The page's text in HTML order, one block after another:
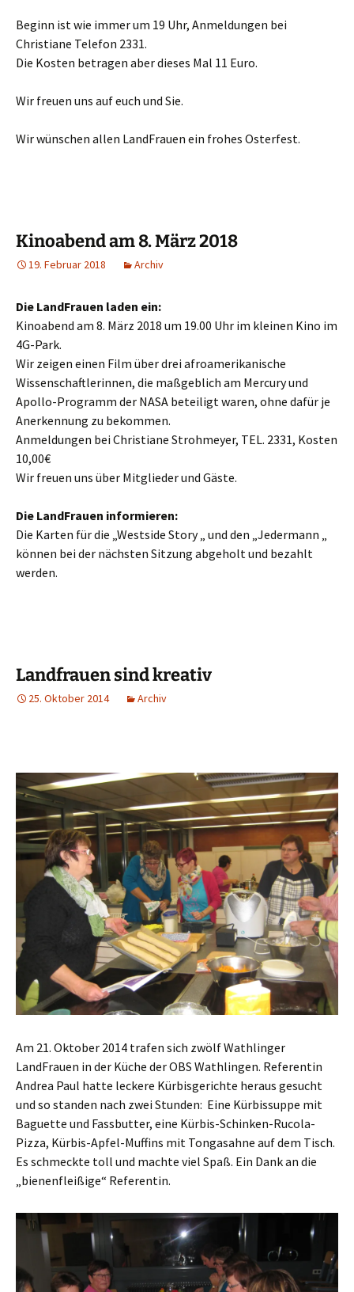
Beginn ist wie immer um 19 Uhr, Anmeldungen bei
Christiane Telefon 2331.
Die Kosten betragen aber dieses Mal 11 Euro.
Wir freuen uns auf euch und Sie.
Wir wünschen allen LandFrauen ein frohes Osterfest.
Kinoabend am 8. März 2018
19. Februar 2018 Archiv
Die LandFrauen laden ein:
Kinoabend am 8. März 2018 um 19.00 Uhr im kleinen Kino im
4G-Park.
Wir zeigen einen Film über drei afroamerikanische
Wissenschaftlerinnen, die maßgeblich am Mercury und
Apollo-Programm der NASA beteiligt waren, ohne dafür je
Anerkennung zu bekommen.
Anmeldungen bei Christiane Strohmeyer, TEL. 2331, Kosten
10,00€
Wir freuen uns über Mitglieder und Gäste.
Die LandFrauen informieren:
Die Karten für die „Westside Story „ und den „Jedermann „
können bei der nächsten Sitzung abgeholt und bezahlt
werden.
Landfrauen sind kreativ
25. Oktober 2014 Archiv
Am 21. Oktober 2014 trafen sich zwölf Wathlinger
LandFrauen in der Küche der OBS Wathlingen. Referentin
Andrea Paul hatte leckere Kürbisgerichte heraus gesucht
und so standen nach zwei Stunden: Eine Kürbissuppe mit
Baguette und Fassbutter, eine Kürbis-Schinken-Rucola-
Pizza, Kürbis-Apfel-Muffins mit Tongasahne auf dem Tisch.
Es schmeckte toll und machte viel Spaß. Ein Dank an die
„bienenfleißige“ Referentin.